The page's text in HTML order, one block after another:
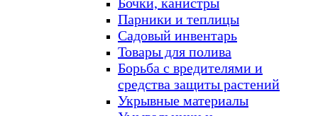
Парники и теплицы
Садовый инвентарь
Товары для полива
Борьба с вредителями и
средства защиты растений
Укрывные материалы